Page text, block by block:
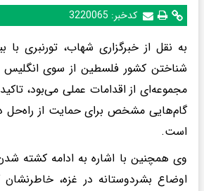
کدخبر: 3220065
به نقل از خبرگزاری شهاب، تورنبری با
شناختن کشور فلسطین از سوی انگلیس
مجموعه‌ای از اقدامات عملی می‌بود، تاکید
گام‌هایی مشخص برای حمایت از راه‌حل
است.
وی همچنین با اشاره به ادامه کشته
اوضاع بشردوستانه در غزه، خاطرنشان